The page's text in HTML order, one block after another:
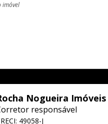
imóvel
Nogueira Imóveis
responsável
49058-J